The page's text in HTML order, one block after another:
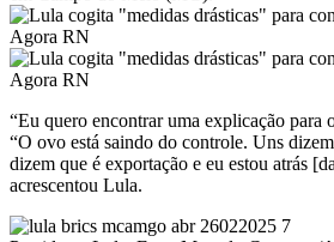
“Eu quero encontrar uma explicação para
“O ovo está saindo do controle. Uns
dizem que é exportação e eu estou atrás
acrescentou Lula.